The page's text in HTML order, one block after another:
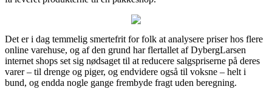
Det er i dag temmelig smertefrit for folk at analysere priser hos flere
online varehuse, og af den grund har flertallet af DybergLarsen
internet shops set sig nødsaget til at reducere salgspriserne på deres
varer – til drenge og piger, og endvidere også til voksne – helt i
bund, og endda nogle gange frembyde fragt uden beregning.